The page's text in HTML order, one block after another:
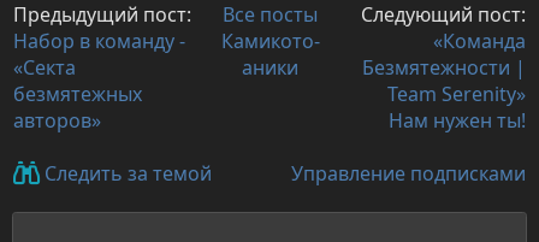
Предыдущий пост:
Набор в команду -
«Секта
безмятежных
авторов»
Все посты
Камикото-
аники
Следующий пост:
«Команда
Безмятежности |
Team Serenity»
Нам нужен ты!
Следить за темой Управление подписками